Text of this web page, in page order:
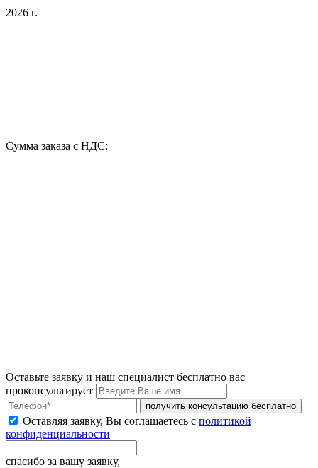
2026 г.
Сумма заказа с НДС:
Оставьте заявку и наш специалист бесплатно вас
проконсультирует
получить консультацию бесплатно
Оставляя заявку, Вы соглашаетесь с политикой
конфиденциальности
спасибо за вашу заявку,